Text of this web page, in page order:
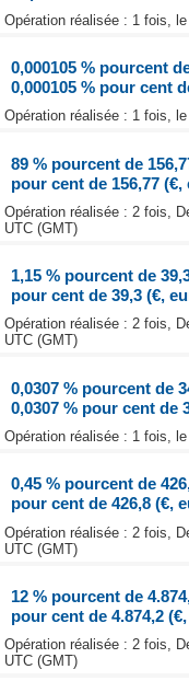
Opération réalisée : 1 fois,
0,000105 % pourcent
0,000105 % pour cent
Opération réalisée : 1 fois,
89 % pourcent de
pour cent de 156,77 (€,
Opération réalisée : 2 fois,
UTC (GMT)
1,15 % pourcent de
pour cent de 39,3 (€,
Opération réalisée : 2 fois,
UTC (GMT)
0,0307 % pourcent de
0,0307 % pour cent de
Opération réalisée : 1 fois,
0,45 % pourcent de
pour cent de 426,8 (€,
Opération réalisée : 2 fois,
UTC (GMT)
12 % pourcent de
pour cent de 4.874,2
Opération réalisée : 2 fois,
UTC (GMT)